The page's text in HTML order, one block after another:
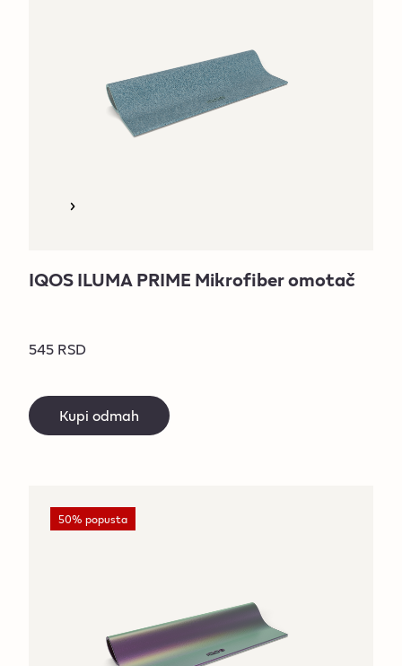
IQOS ILUMA PRIME Mikrofiber omotač
545 RSD
Kupi odmah
50% popusta